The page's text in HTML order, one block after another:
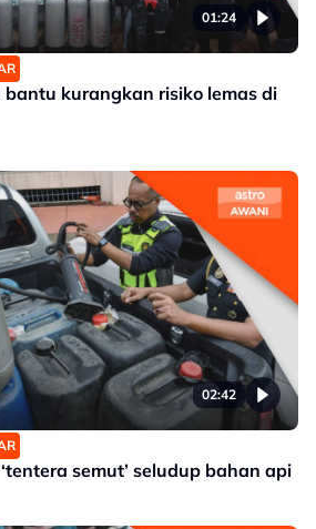
01:24
kurangkan risiko lemas di
02:42
semut’ seludup bahan api